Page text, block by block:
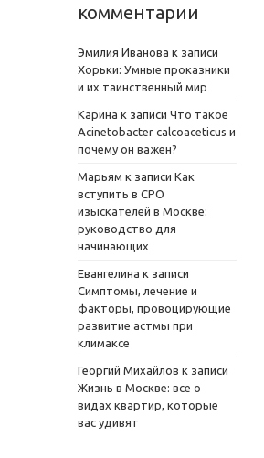
комментарии
Эмилия Иванова к записи
Хорьки: Умные проказники
и их таинственный мир
Карина к записи Что такое
Acinetobacter calcoaceticus и
почему он важен?
Марьям к записи Как
вступить в СРО
изыскателей в Москве:
руководство для
начинающих
Евангелина к записи
Симптомы, лечение и
факторы, провоцирующие
развитие астмы при
климаксе
Георгий Михайлов к записи
Жизнь в Москве: все о
видах квартир, которые
вас удивят